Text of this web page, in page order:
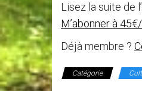
Lisez la suite de
M’abonner à
Déjà membre ?
Catégorie